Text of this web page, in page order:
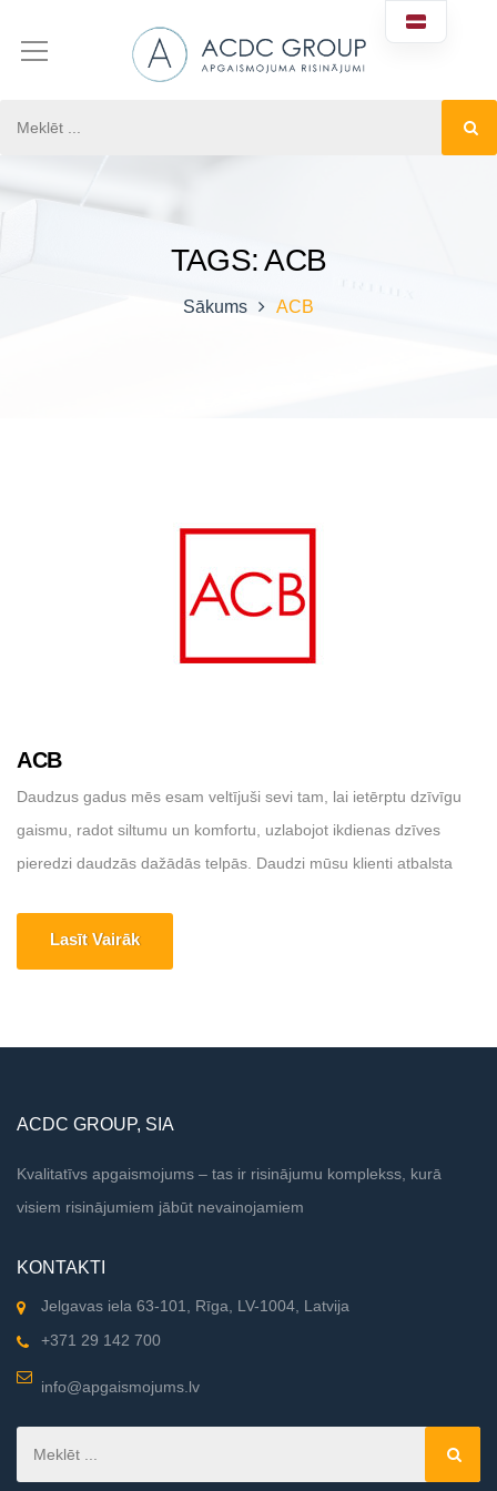
TAGS: ACB
Sākums ACB
ACB
Daudzus gadus mēs esam veltījuši sevi tam, lai ietērptu dzīvīgu
gaismu, radot siltumu un komfortu, uzlabojot ikdienas dzīves
pieredzi daudzās dažādās telpās. Daudzi mūsu klienti atbalsta
savas telpas. Projekti, kuros gaisma kļūst par neiedomājamu
Lasīt Vairāk
ACDC GROUP, SIA
Kvalitatīvs apgaismojums – tas ir risinājumu komplekss, kurā
visiem risinājumiem jābūt nevainojamiem
KONTAKTI
Jelgavas iela 63-101, Rīga, LV-1004, Latvija
+371 29 142 700
info@apgaismojums.lv